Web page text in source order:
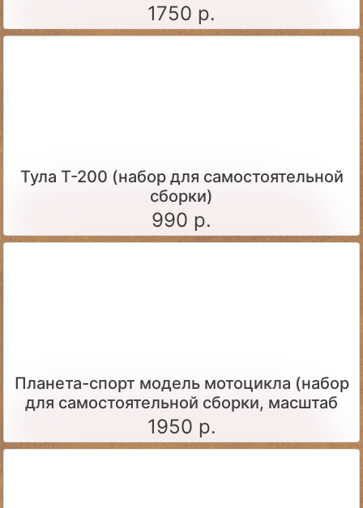
1750 р.
Тула Т-200 (набор для самостоятельной
сборки)
990 р.
Планета-спорт модель мотоцикла (набор
для самостоятельной сборки, масштаб
1:24)
1950 р.